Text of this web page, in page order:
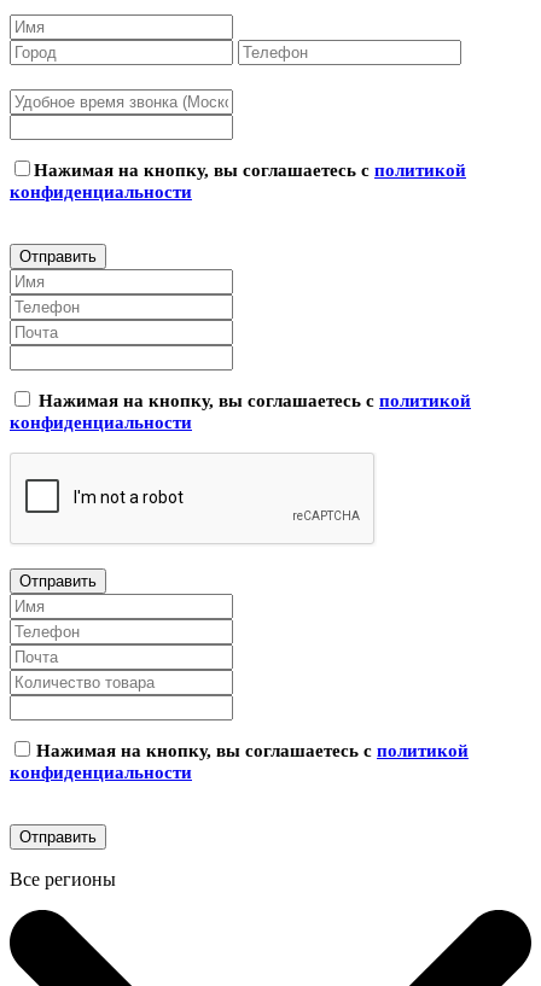
Нажимая на кнопку, вы соглашаетесь с политикой
конфиденциальности
Нажимая на кнопку, вы соглашаетесь с политикой
конфиденциальности
Нажимая на кнопку, вы соглашаетесь с политикой
конфиденциальности
Все регионы